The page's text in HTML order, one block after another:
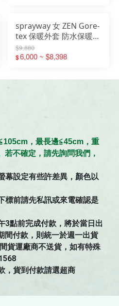
sprayway 女 ZEN Gore-
tex 保暖外套 防水保暖衣
風雨衣 SP-001190
$9,880
$6,000 ~ $8,398
，最長邊≦45cm，重
不確定，請先詢問我們，
幕設定有些許差異，顏色以
標前請先私訊或來電確認是
3點前完成付款，將於當日出
間付款，則統一於週一出貨
貨運廠商不送貨，如有特殊
，貨到付款請選超商